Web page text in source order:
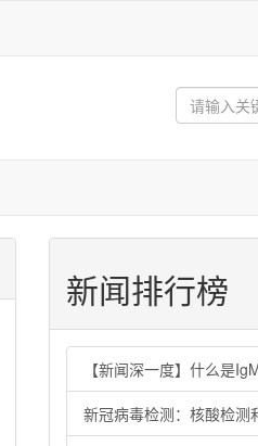
新闻排行榜
【新闻深一度】什么是
新冠病毒检测：核酸检测